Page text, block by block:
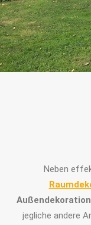
Neben
jegliche andere